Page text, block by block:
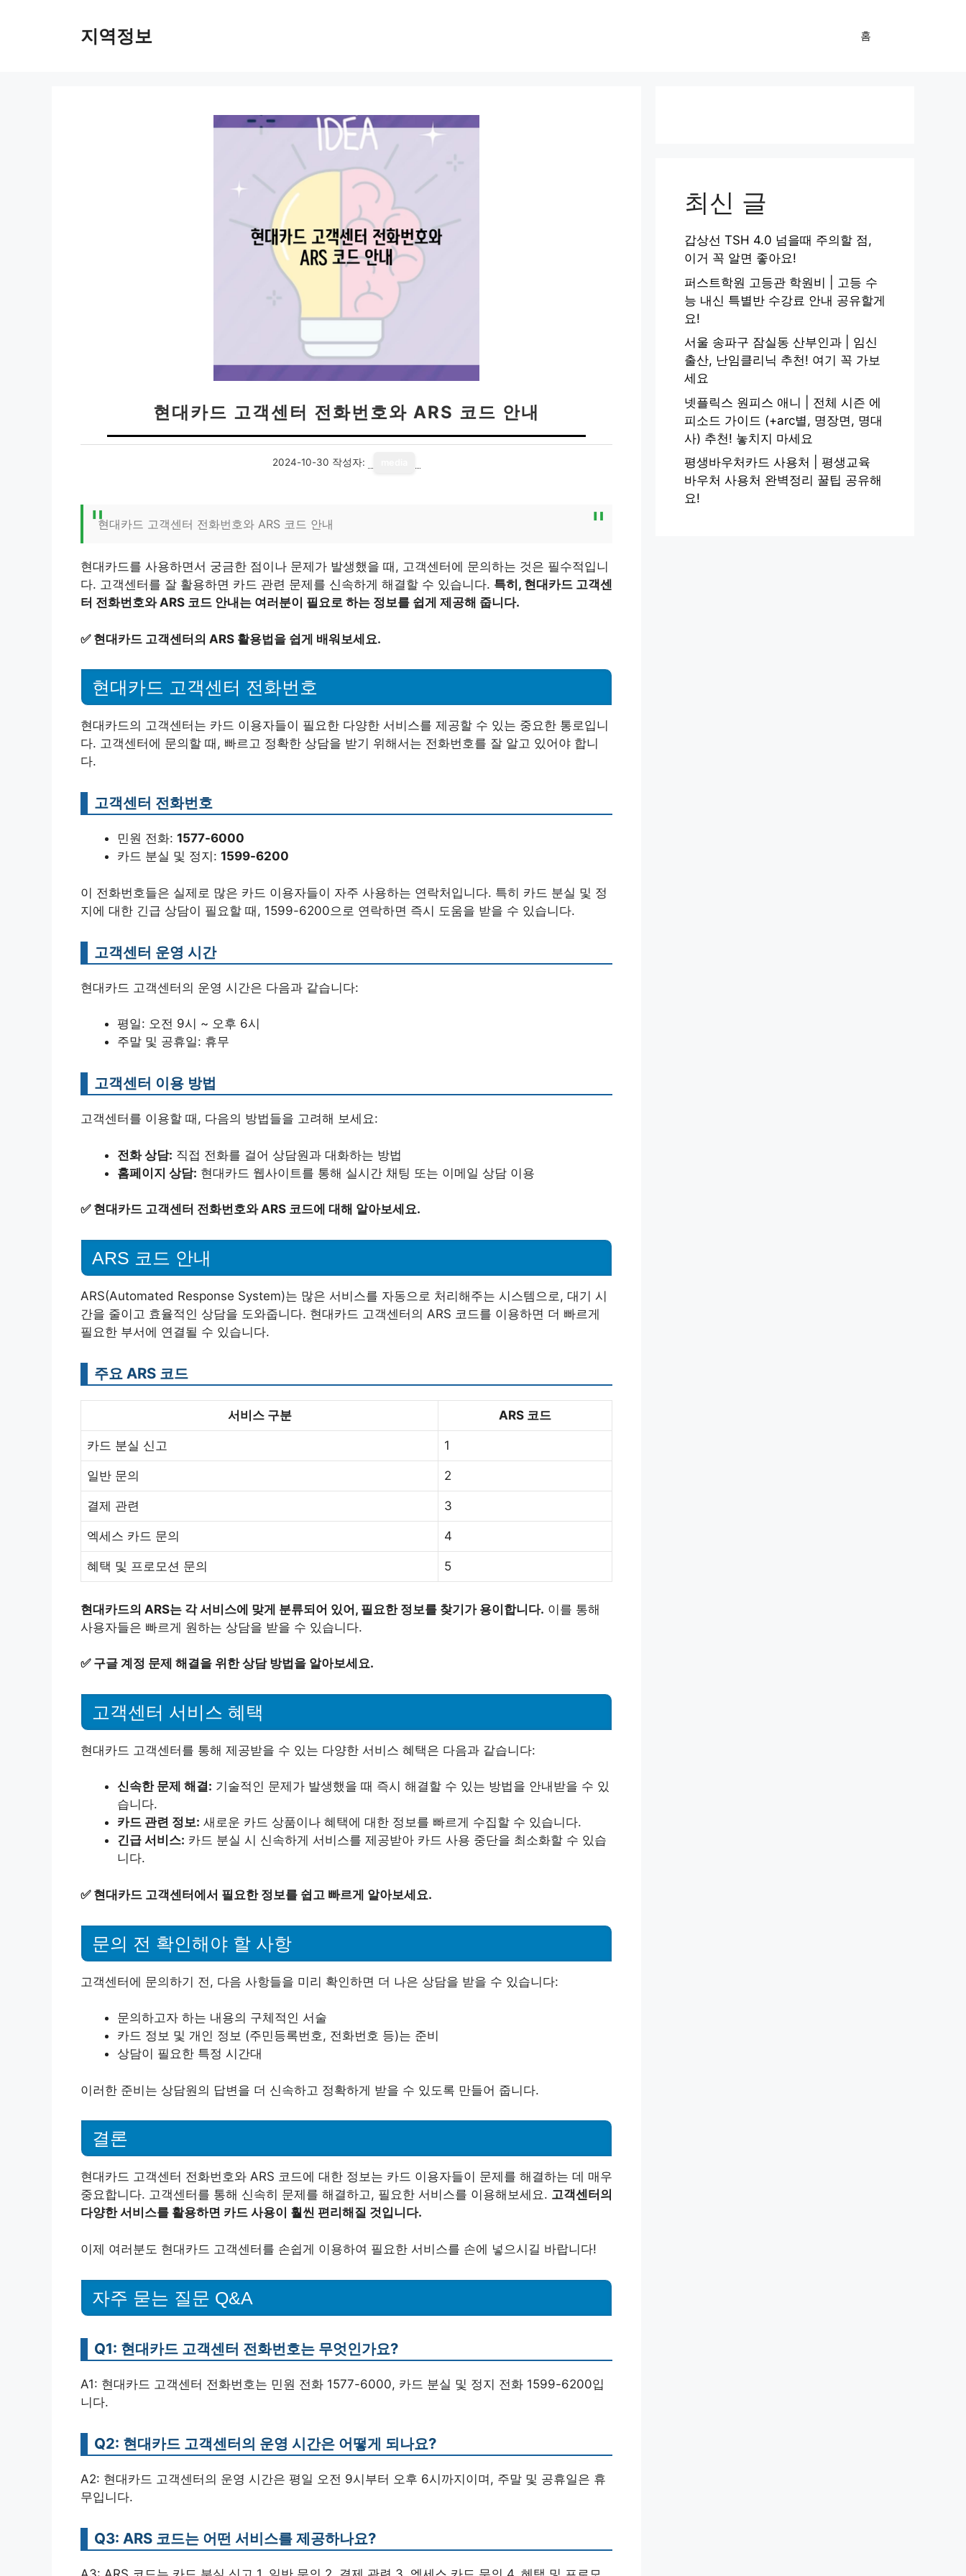
지역정보 홈
현대카드 고객센터 전화번호와 ARS 코드 안내
2024-10-30 작성자:
현대카드 고객센터 전화번호와 ARS 코드 안내
현대카드를 사용하면서 궁금한 점이나 문제가 발생했을 때, 고객센터에 문의하는 것은 필수적입니
다. 고객센터를 잘 활용하면 카드 관련 문제를 신속하게 해결할 수 있습니다. 특히, 현대카드 고객센
터 전화번호와 ARS 코드 안내는 여러분이 필요로 하는 정보를 쉽게 제공해 줍니다.
✅ 현대카드 고객센터의 ARS 활용법을 쉽게 배워보세요.
현대카드 고객센터 전화번호
현대카드의 고객센터는 카드 이용자들이 필요한 다양한 서비스를 제공할 수 있는 중요한 통로입니
다. 고객센터에 문의할 때, 빠르고 정확한 상담을 받기 위해서는 전화번호를 잘 알고 있어야 합니
다.
고객센터 전화번호
민원 전화: 1577-6000
카드 분실 및 정지: 1599-6200
이 전화번호들은 실제로 많은 카드 이용자들이 자주 사용하는 연락처입니다. 특히 카드 분실 및 정
지에 대한 긴급 상담이 필요할 때, 1599-6200으로 연락하면 즉시 도움을 받을 수 있습니다.
고객센터 운영 시간
현대카드 고객센터의 운영 시간은 다음과 같습니다:
평일: 오전 9시 ~ 오후 6시
주말 및 공휴일: 휴무
고객센터 이용 방법
고객센터를 이용할 때, 다음의 방법들을 고려해 보세요:
전화 상담: 직접 전화를 걸어 상담원과 대화하는 방법
홈페이지 상담: 현대카드 웹사이트를 통해 실시간 채팅 또는 이메일 상담 이용
✅ 현대카드 고객센터 전화번호와 ARS 코드에 대해 알아보세요.
ARS 코드 안내
ARS(Automated Response System)는 많은 서비스를 자동으로 처리해주는 시스템으로, 대기 시
간을 줄이고 효율적인 상담을 도와줍니다. 현대카드 고객센터의 ARS 코드를 이용하면 더 빠르게
필요한 부서에 연결될 수 있습니다.
주요 ARS 코드
서비스 구분 ARS 코드
카드 분실 신고 1
일반 문의 2
결제 관련 3
엑세스 카드 문의 4
혜택 및 프로모션 문의 5
현대카드의 ARS는 각 서비스에 맞게 분류되어 있어, 필요한 정보를 찾기가 용이합니다. 이를 통해
사용자들은 빠르게 원하는 상담을 받을 수 있습니다.
✅ 구글 계정 문제 해결을 위한 상담 방법을 알아보세요.
고객센터 서비스 혜택
현대카드 고객센터를 통해 제공받을 수 있는 다양한 서비스 혜택은 다음과 같습니다:
신속한 문제 해결: 기술적인 문제가 발생했을 때 즉시 해결할 수 있는 방법을 안내받을 수 있
습니다.
카드 관련 정보: 새로운 카드 상품이나 혜택에 대한 정보를 빠르게 수집할 수 있습니다.
긴급 서비스: 카드 분실 시 신속하게 서비스를 제공받아 카드 사용 중단을 최소화할 수 있습
니다.
✅ 현대카드 고객센터에서 필요한 정보를 쉽고 빠르게 알아보세요.
문의 전 확인해야 할 사항
고객센터에 문의하기 전, 다음 사항들을 미리 확인하면 더 나은 상담을 받을 수 있습니다:
문의하고자 하는 내용의 구체적인 서술
카드 정보 및 개인 정보 (주민등록번호, 전화번호 등)는 준비
상담이 필요한 특정 시간대
이러한 준비는 상담원의 답변을 더 신속하고 정확하게 받을 수 있도록 만들어 줍니다.
결론
현대카드 고객센터 전화번호와 ARS 코드에 대한 정보는 카드 이용자들이 문제를 해결하는 데 매우
중요합니다. 고객센터를 통해 신속히 문제를 해결하고, 필요한 서비스를 이용해보세요. 고객센터의
다양한 서비스를 활용하면 카드 사용이 훨씬 편리해질 것입니다.
이제 여러분도 현대카드 고객센터를 손쉽게 이용하여 필요한 서비스를 손에 넣으시길 바랍니다!
자주 묻는 질문 Q&A
Q1: 현대카드 고객센터 전화번호는 무엇인가요?
A1: 현대카드 고객센터 전화번호는 민원 전화 1577-6000, 카드 분실 및 정지 전화 1599-6200입
니다.
Q2: 현대카드 고객센터의 운영 시간은 어떻게 되나요?
A2: 현대카드 고객센터의 운영 시간은 평일 오전 9시부터 오후 6시까지이며, 주말 및 공휴일은 휴
무입니다.
Q3: ARS 코드는 어떤 서비스를 제공하나요?
최신 글
갑상선 TSH 4.0 넘을때 주의할 점,
이거 꼭 알면 좋아요!
퍼스트학원 고등관 학원비 | 고등 수
능 내신 특별반 수강료 안내 공유할게
요!
서울 송파구 잠실동 산부인과 | 임신
출산, 난임클리닉 추천! 여기 꼭 가보
세요
넷플릭스 원피스 애니 | 전체 시즌 에
피소드 가이드 (+arc별, 명장면, 명대
사) 추천! 놓치지 마세요
평생바우처카드 사용처 | 평생교육
바우처 사용처 완벽정리 꿀팁 공유해
요!